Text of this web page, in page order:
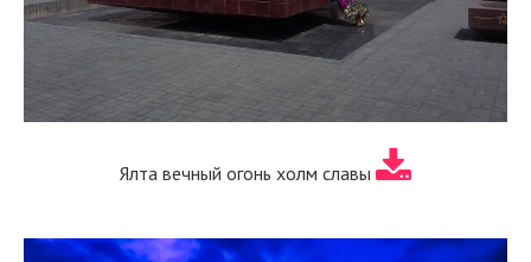
Ялта вечный огонь холм славы